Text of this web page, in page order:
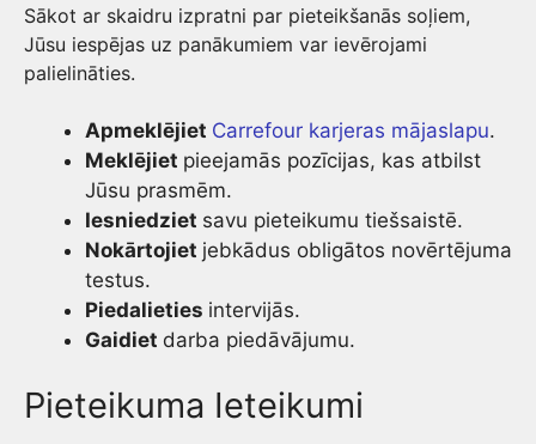
Sākot ar skaidru izpratni par pieteikšanās soļiem,
Jūsu iespējas uz panākumiem var ievērojami
palielināties.
Apmeklējiet Carrefour karjeras mājaslapu.
Meklējiet pieejamās pozīcijas, kas atbilst
Jūsu prasmēm.
Iesniedziet savu pieteikumu tiešsaistē.
Nokārtojiet jebkādus obligātos novērtējuma
testus.
Piedalieties intervijās.
Gaidiet darba piedāvājumu.
Pieteikuma Ieteikumi